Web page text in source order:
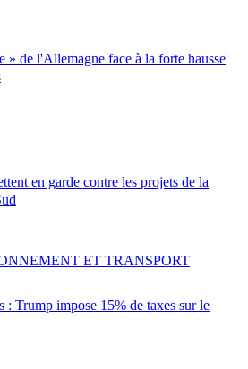
» de l'Allemagne face à la forte hausse
en garde contre les projets de la
: Trump impose 15% de taxes sur le
ET TRANSPORT